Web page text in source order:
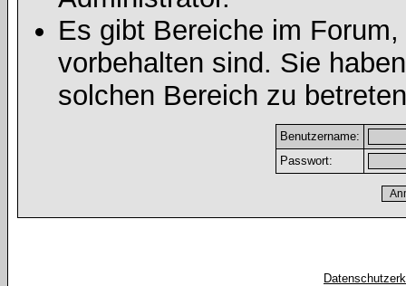
Es gibt Bereiche im
vorbehalten sind. Sie
solchen Bereich zu
Benutzername:
Passwort: